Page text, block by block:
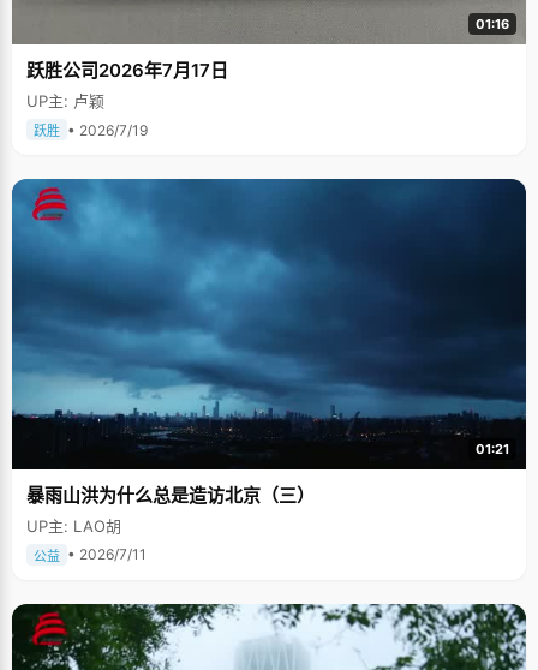
01:16
跃胜公司2026年7月17日
UP主: 卢颖
跃胜 • 2026/7/19
01:21
暴雨山洪为什么总是造访北京（三）
UP主: LAO胡
公益 • 2026/7/11